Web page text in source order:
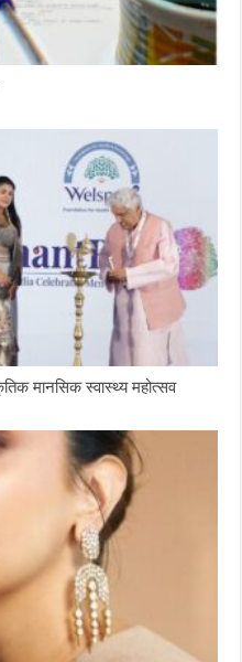
मानसिक स्वास्थ्य महोत्सव